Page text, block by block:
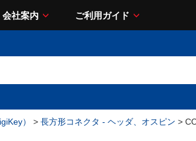
会社案内 ご利用ガイド
） > 長方形コネクタ - ヘッダ、オスピン >